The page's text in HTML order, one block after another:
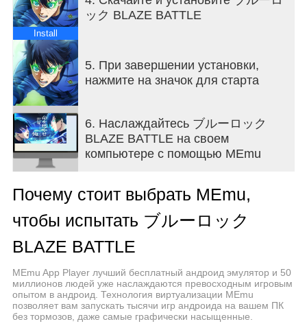
для игры голоса!
◆Создайте сильнейшую команду посредством
обучения и организации.
Помимо персонажей, вы можете создать свою
оригинальную команду, используя различные
комбинации карт поддержки и формирований.
Существует множество элементов обучения,
таких как навыки и особые способности, поэтому
освойте обучение и организацию, чтобы создать
свою собственную оригинальную и сильнейшую
◆Система футбольных матчей
«Blaze Arena», где победитель или проигравший
в игре определяется по разнице очков и где
соревнуется общая сила.
Стремитесь к вершине в режиме «Score Match»,
где вы зарабатываете очки во время матча и
соревнуетесь за лучший результат!
Install
ック BLAZE BATTLE
5. При завершении установки,
нажмите на значок для старта
6. Наслаждайтесь ブルーロック
BLAZE BATTLE на своем
компьютере с помощью MEmu
Почему стоит выбрать MEmu,
чтобы испытать ブルーロック
BLAZE BATTLE
MEmu App Player лучший бесплатный андроид эмулятор и 50
миллионов людей уже наслаждаются превосходным игровым
опытом в андроид. Технология виртуализации MEmu
позволяет вам запускать тысячи игр андроида на вашем ПК
без тормозов, даже самые графически насыщенные.